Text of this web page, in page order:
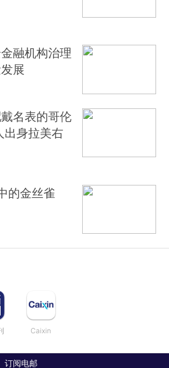
融机构治理
展
戴名表的哥伦
出身拉美右
的金丝雀
Caixin
订阅电邮